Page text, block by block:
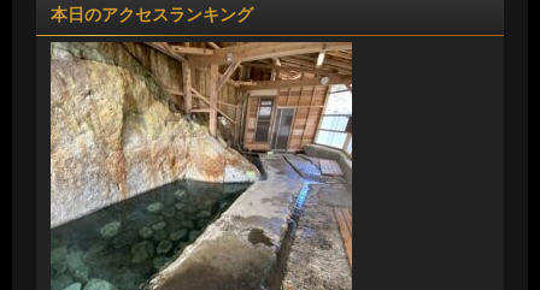
本日のアクセスランキング